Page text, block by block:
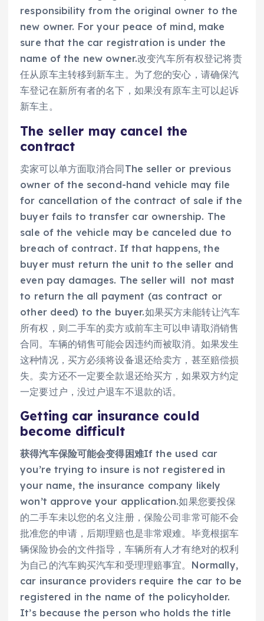
responsibility from the original owner to the
new owner. For your peace of mind, make
sure that the car registration is under the
name of the new owner.改变汽车所有权登记将责
任从原车主转移到新车主。为了您的安心，请确保汽
车登记在新所有者的名下，如果没有原车主可以起诉
新车主。
The seller may cancel the
contract
卖家可以单方面取消合同The seller or previous
owner of the second-hand vehicle may file
for cancellation of the contract of sale if the
buyer fails to transfer car ownership. The
sale of the vehicle may be canceled due to
breach of contract. If that happens, the
buyer must return the unit to the seller and
even pay damages. The seller will not mast
to return the all payment (as contract or
other deed) to the buyer.如果买方未能转让汽车
所有权，则二手车的卖方或前车主可以申请取消销售
合同。车辆的销售可能会因违约而被取消。如果发生
这种情况，买方必须将设备退还给卖方，甚至赔偿损
失。卖方还不一定要全款退还给买方，如果双方约定
一定要过户，没过户退车不退款的话。
Getting car insurance could
become difficult
获得汽车保险可能会变得困难If the used car
you’re trying to insure is not registered in
your name, the insurance company likely
won’t approve your application.如果您要投保
的二手车未以您的名义注册，保险公司非常可能不会
批准您的申请，后期理赔也是非常艰难。毕竟根据车
辆保险协会的文件指导，车辆所有人才有绝对的权利
为自己的汽车购买汽车和受理理赔事宜。Normally,
car insurance providers require the car to be
registered in the name of the policyholder.
It’s because the person who holds the title